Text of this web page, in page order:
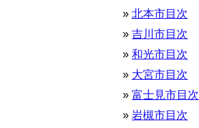
北本市目次
吉川市目次
和光市目次
大宮市目次
富士見市目次
岩槻市目次